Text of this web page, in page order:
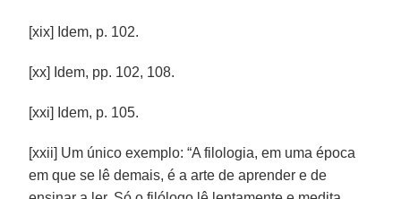
[xix] Idem, p. 102.
[xx] Idem, pp. 102, 108.
[xxi] Idem, p. 105.
[xxii] Um único exemplo: “A filologia, em uma época
em que se lê demais, é a arte de aprender e de